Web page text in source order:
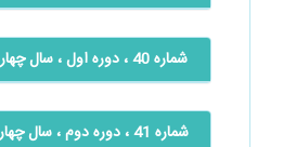
شماره 40 ، دوره اول ، سال چهارم ، زمستان 1400
شماره 41 ، دوره دوم ، سال چهارم ، زمستان 1400